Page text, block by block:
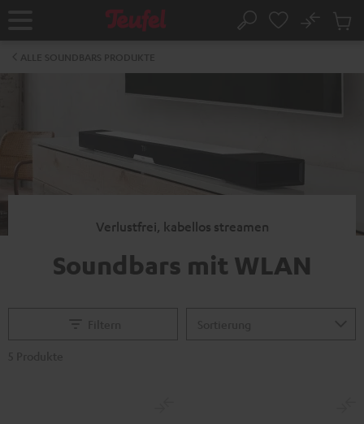
Startseite Suche
No
Verlustfrei, kabellos streamen
Soundbars mit WLAN